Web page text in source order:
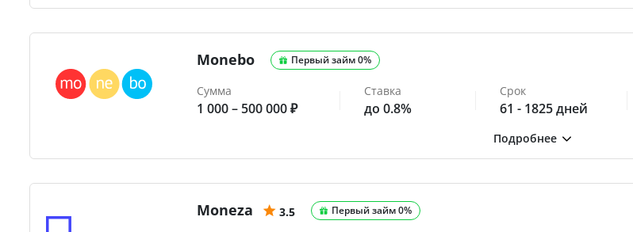
Monebo Первый займ 0%
Сумма
1 000 – 500 000 ₽
Ставка
до 0.8%
Срок
61 - 1825 дней
Moneza 3.5 Первый займ 0%